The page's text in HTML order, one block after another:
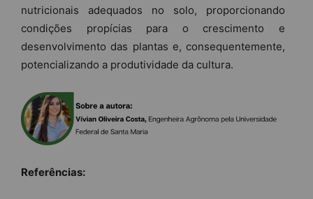
nutricionais adequados no solo, proporcionando
condições propícias para o crescimento e
desenvolvimento das plantas e, consequentemente,
potencializando a produtividade da cultura.
Referências: